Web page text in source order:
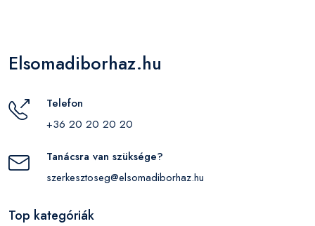
Elsomadiborhaz.hu
Telefon
+36 20 20 20 20
Tanácsra van szüksége?
szerkesztoseg@elsomadiborhaz.hu
Top kategóriák